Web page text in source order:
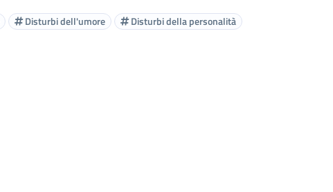
Disturbi dell'umore Disturbi della personalità